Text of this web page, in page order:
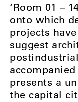
‘Room 01 –
onto which
projects
suggest
presents a
the capital